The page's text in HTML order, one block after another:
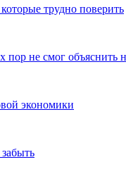
трудно поверить
пор не смог объяснить
экономики